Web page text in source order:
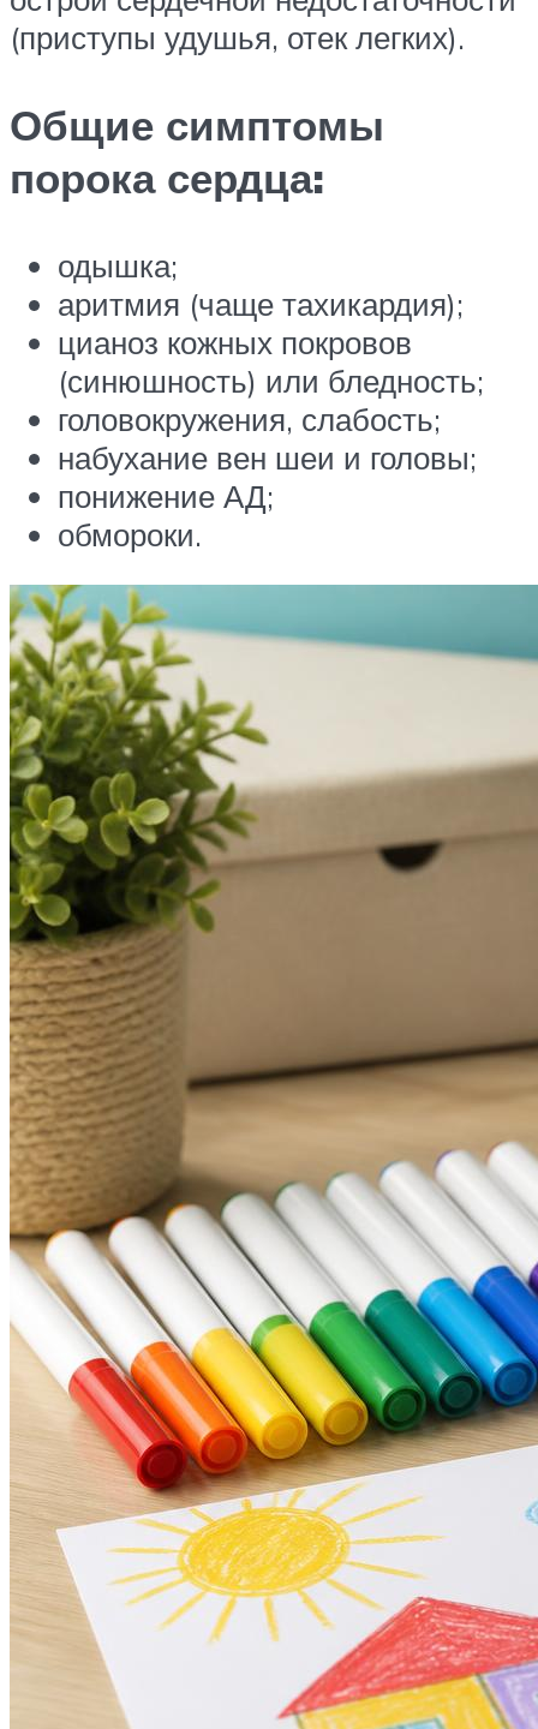
(приступы удушья, отек легких).
Общие симптомы
порока сердца:
одышка;
аритмия (чаще тахикардия);
цианоз кожных покровов
(синюшность) или бледность;
головокружения, слабость;
набухание вен шеи и головы;
понижение АД;
обмороки.